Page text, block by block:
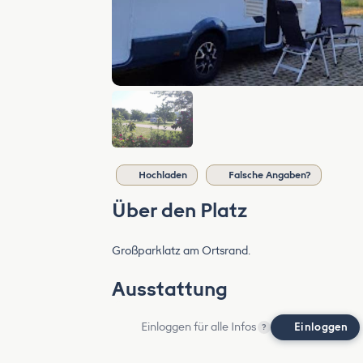
Hochladen Falsche Angaben?
Über den Platz
Großparklatz am Ortsrand.
Ausstattung
Einloggen für alle Infos ? Einloggen